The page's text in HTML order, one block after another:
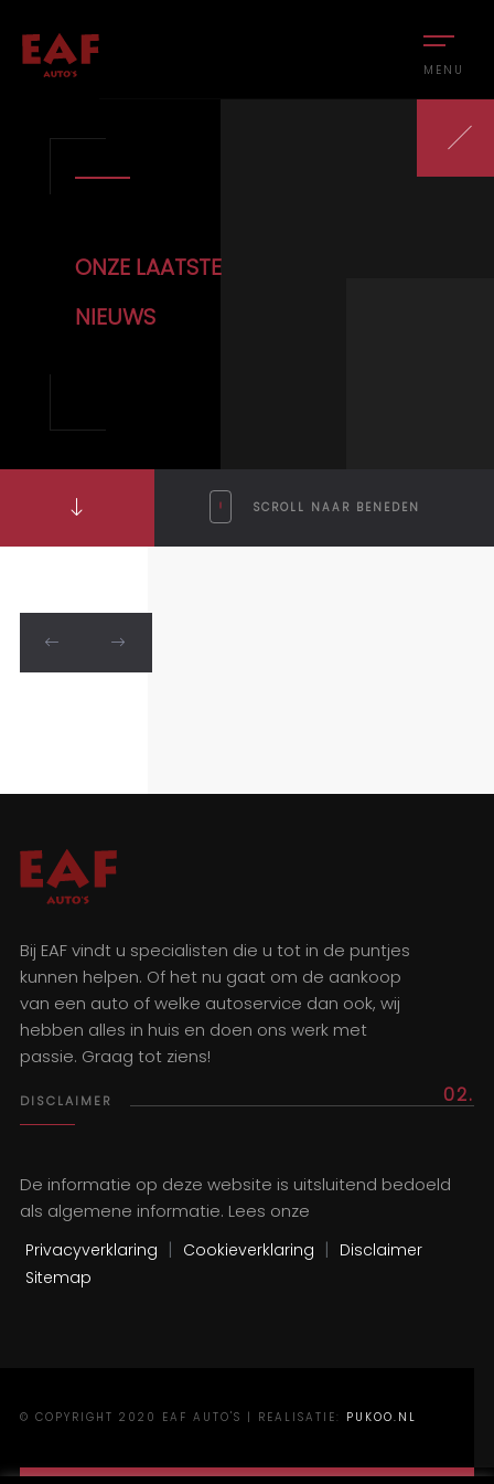
MENU
ONZE LAATSTE
NIEUWS
SCROLL NAAR BENEDEN
Bij EAF vindt u specialisten die u tot in de puntjes
kunnen helpen. Of het nu gaat om de aankoop
van een auto of welke autoservice dan ook, wij
hebben alles in huis en doen ons werk met
passie. Graag tot ziens!
DISCLAIMER 02.
De informatie op deze website is uitsluitend bedoeld
als algemene informatie. Lees onze
Privacyverklaring | Cookieverklaring | Disclaimer
Sitemap
© COPYRIGHT 2020 EAF AUTO'S | REALISATIE: PUKOO.NL